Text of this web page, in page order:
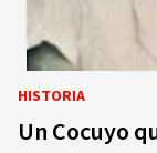
HISTORIA
Un Cocuyo